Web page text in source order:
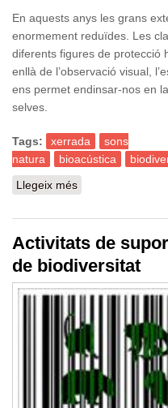
En aquests anys les grans
enormement reduïdes. Les
diferents figures de protecció
enllà de l’observació visual,
ens permet endinsar-nos en
selves.
Tags: xerrada
sons
natura
bioacústica
Llegeix més
Activitats de
de biodiversitat